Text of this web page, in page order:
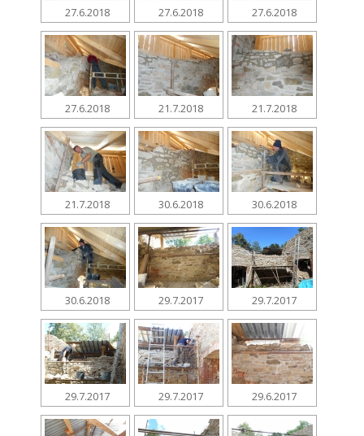
27.6.2018 27.6.2018 27.6.2018
27.6.2018 21.7.2018 21.7.2018
21.7.2018 30.6.2018 30.6.2018
30.6.2018 29.7.2017 29.7.2017
29.7.2017 29.7.2017 29.6.2017